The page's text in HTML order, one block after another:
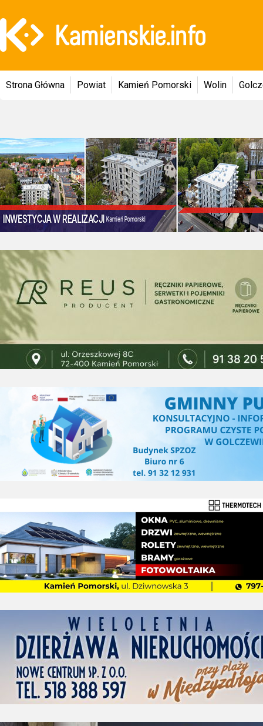
Strona Główna Powiat Kamień Pomorski Wolin